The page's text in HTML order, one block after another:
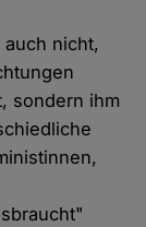
auch nicht,
sondern ihm